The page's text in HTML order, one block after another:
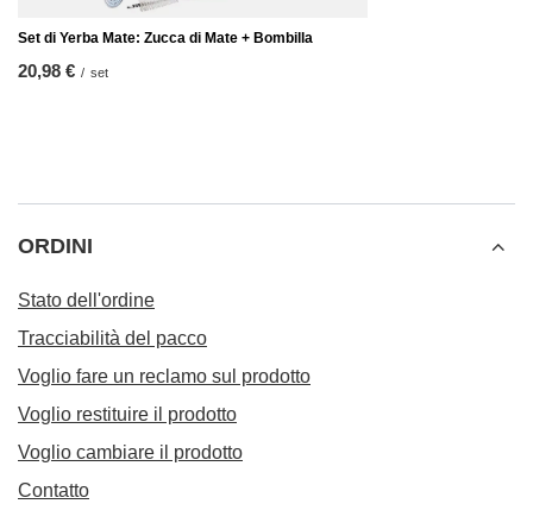
Set di Yerba Mate: Zucca di Mate + Bombilla
20,98 € / set
ORDINI
Stato dell'ordine
Tracciabilità del pacco
Voglio fare un reclamo sul prodotto
Voglio restituire il prodotto
Voglio cambiare il prodotto
Contatto